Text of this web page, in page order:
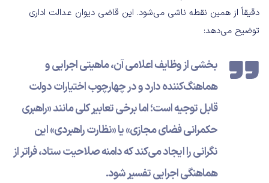
دقیقاً از همین نقطه ناشی می‌شود. این قاضی دیوان عدالت اداری
توضیح می‌دهد:
بخشی از وظایف اعلامی آن، ماهیتی اجرایی و
هماهنگ‌کننده دارد و در چهارچوب اختیارات دولت
قابل توجیه است؛ اما برخی تعابیر کلی مانند «راهبری
حکمرانی فضای مجازی» یا «نظارت راهبردی» این
نگرانی را ایجاد می‌کند که دامنه صلاحیت ستاد، فراتر از
هماهنگی اجرایی تفسیر شود.